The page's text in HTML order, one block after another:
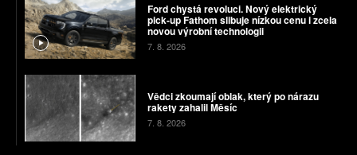
Ford chystá revoluci. Nový elektrický
pick-up Fathom slibuje nízkou cenu i zcela
novou výrobní technologii
7. 8. 2026
Vědci zkoumají oblak, který po nárazu
rakety zahalil Měsíc
7. 8. 2026